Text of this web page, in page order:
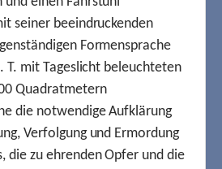
seiner beeindruckenden
Formensprache
T. mit Tageslicht beleuchteten
Quadratmetern
die notwendige Aufklärung
Verfolgung und Ermordung
die zu ehrenden Opfer und die